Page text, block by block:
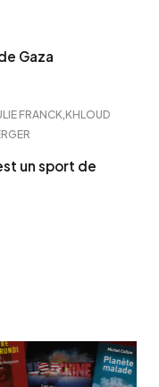
Gaza
FRANCK KHLOUD
un sport de